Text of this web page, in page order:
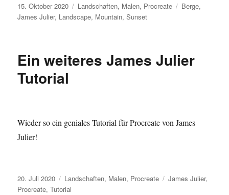
Veröffentlicht
am
15. Oktober 2020 Kategorien
Landschaften, Malen, Procreate Schlagwörter
Berge,
James Julier, Landscape, Mountain,Sunset
Ein weiteres James Julier
Tutorial
Wieder so ein geniales Tutorial für Procreate von James
Julier!
Veröffentlicht
am
20. Juli 2020 Kategorien
Landschaften, Malen, Procreate Schlagwörter
James Julier,
Procreate,Tutorial